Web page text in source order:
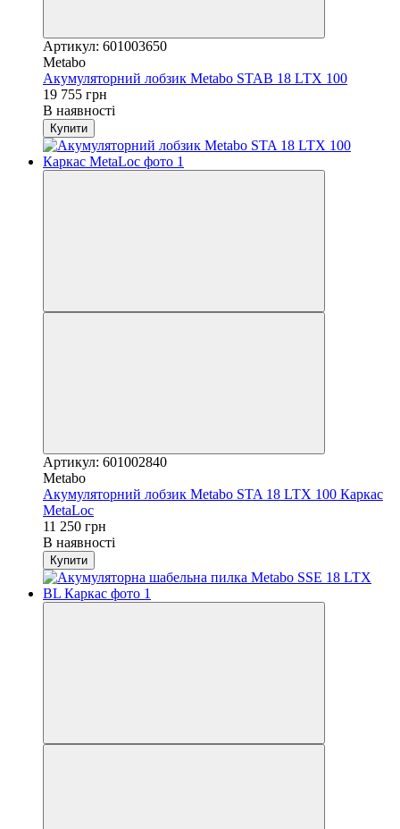
Артикул: 601003650
Metabo
Акумуляторний лобзик Metabo STAB 18 LTX 100
19 755 грн
В наявності
Купити
Артикул: 601002840
Metabo
Акумуляторний лобзик Metabo STA 18 LTX 100 Каркас
MetaLoc
11 250 грн
В наявності
Купити